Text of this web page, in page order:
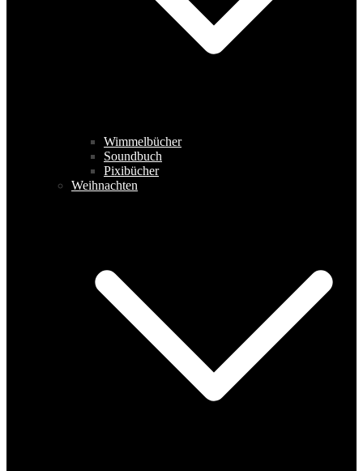
Wimmelbücher
Soundbuch
Pixibücher
Weihnachten